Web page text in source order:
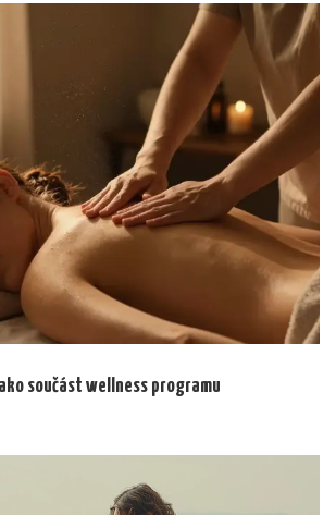
součást wellness programu